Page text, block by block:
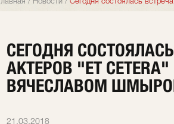
Главная / Новости / Сегодня состоялась
СЕГОДНЯ
АКТЕРОВ "ET
ВЯЧЕСЛАВОМ
21.03.2018